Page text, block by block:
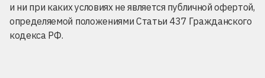
и ни при каких условиях не является публичной офертой,
определяемой положениями Статьи 437 Гражданского
кодекса РФ.